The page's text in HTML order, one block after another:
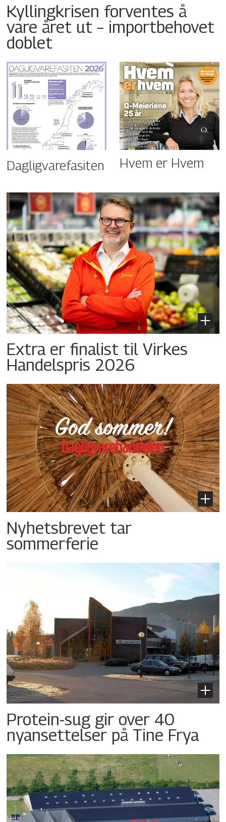
Kyllingkrisen forventes å
vare året ut – importbehovet
doblet
Dagligvarefasiten Hvem er Hvem
Extra er finalist til Virkes
Handelspris 2026
Nyhetsbrevet tar
sommerferie
Protein-sug gir over 40
nyansettelser på Tine Frya